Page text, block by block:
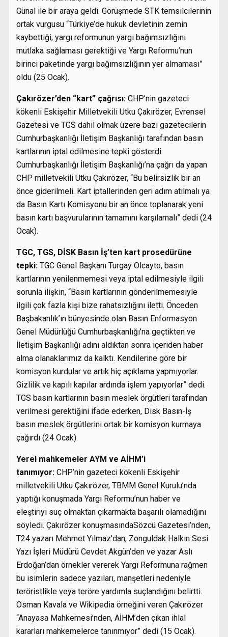
Günal ile bir araya geldi. Görüşmede STK temsilcilerinin
ortak vurgusu “Türkiye’de hukuk devletinin zemin
kaybettiği, yargı reformunun yargı bağımsızlığını
mutlaka sağlaması gerektiği ve Yargı Reformu’nun
birinci paketinde yargı bağımsızlığının yer almaması”
oldu (25 Ocak).
Çakırözer’den “kart” çağrısı: CHP’nin gazeteci
kökenli Eskişehir Milletvekili Utku Çakırözer, Evrensel
Gazetesi ve TGS dahil olmak üzere bazı gazetecilerin
Cumhurbaşkanlığı İletişim Başkanlığı tarafından basın
kartlarının iptal edilmesine tepki gösterdi.
Cumhurbaşkanlığı İletişim Başkanlığı’na çağrı da yapan
CHP milletvekili Utku Çakırözer, “Bu belirsizlik bir an
önce giderilmeli. Kart iptallerinden geri adım atılmalı ya
da Basın Kartı Komisyonu bir an önce toplanarak yeni
basın kartı başvurularının tamamını karşılamalı” dedi (24
Ocak).
TGC, TGS, DİSK Basın İş’ten kart prosedürüne
tepki: TGC Genel Başkanı Turgay Olcayto, basın
kartlarının yenilenmemesi veya iptal edilmesiyle ilgili
sorunla ilişkin, “Basın kartlarının gönderilmemesiyle
ilgili çok fazla kişi bize rahatsızlığını iletti. Önceden
Başbakanlık’ın bünyesinde olan Basın Enformasyon
Genel Müdürlüğü Cumhurbaşkanlığı’na geçtikten ve
İletişim Başkanlığı adını aldıktan sonra içeriden haber
alma olanaklarımız da kalktı. Kendilerine göre bir
komisyon kurdular ve artık hiç açıklama yapmıyorlar.
Gizlilik ve kapılı kapılar ardında işlem yapıyorlar” dedi.
TGS basın kartlarının basın meslek örgütleri tarafından
verilmesi gerektiğini ifade ederken, Disk Basın-İş
basın meslek örgütlerini ortak bir komisyon kurmaya
çağırdı (24 Ocak).
Yerel mahkemeler AYM ve AİHM’i
tanımıyor: CHP’nin gazeteci kökenli Eskişehir
milletvekili Utku Çakırözer, TBMM Genel Kurulu’nda
yaptığı konuşmada Yargı Reformu’nun haber ve
eleştiriyi suç olmaktan çıkarmakta başarılı olamadığını
söyledi. Çakırözer konuşmasındaSözcü Gazetesi’nden,
T24 yazarı Mehmet Yılmaz’dan, Zonguldak Halkın Sesi
Yazı İşleri Müdürü Cevdet Akgün’den ve yazar Aslı
Erdoğan’dan örnekler vererek Yargı Reformuna rağmen
bu isimlerin sadece yazıları, manşetleri nedeniyle
teröristlikle veya teröre yardımla suçlandığını belirtti.
Osman Kavala ve Wikipedia örneğini veren Çakırözer
“Anayasa Mahkemesi’nden, AİHM’den çıkan ihlal
kararları mahkemelerce tanınmıyor” dedi (15 Ocak).